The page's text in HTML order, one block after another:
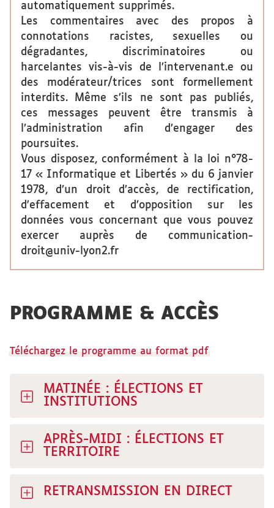
automatiquement supprimés.
Les commentaires avec des propos à
connotations racistes, sexuelles ou
dégradantes, discriminatoires ou
harcelantes vis-à-vis de l’intervenant.e ou
des modérateur/trices sont formellement
interdits. Même s’ils ne sont pas publiés,
ces messages peuvent être transmis à
l’administration afin d’engager des
poursuites.
Vous disposez, conformément à la loi n°78-
17 « Informatique et Libertés » du 6 janvier
1978, d’un droit d’accès, de rectification,
d'effacement et d’opposition sur les
données vous concernant que vous pouvez
exercer auprès de communication-
droit@univ-lyon2.fr
PROGRAMME & ACCÈS
Téléchargez le programme au format pdf
MATINÉE : ÉLECTIONS ET
INSTITUTIONS
APRÈS-MIDI : ÉLECTIONS ET
TERRITOIRE
RETRANSMISSION EN DIRECT